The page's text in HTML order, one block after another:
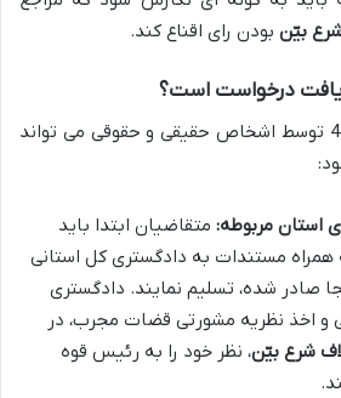
بیّن بودن رای اقناع کند.
درخواست است؟
درخواست اعمال ماده 477 توسط اشخاص حقیقی و حقوقی می تواند
استان مربوطه: متقاضیان ابتدا باید
همراه مستندات به دادگستری کل استانی
صادر شده، تسلیم نمایند. دادگستری
و اخذ نظریه مشورتی قضات مجرب، در
شرع بیّن، نظر خود را به رئیس قوه